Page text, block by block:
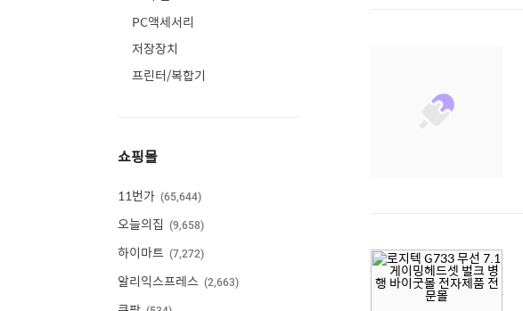
PC액세서리
저장장치
프린터/복합기
쇼핑몰
11번가 65,644
오늘의집 9,658
하이마트 7,272
알리익스프레스 2,663